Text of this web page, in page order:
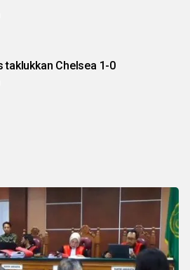
taklukkan Chelsea 1-0